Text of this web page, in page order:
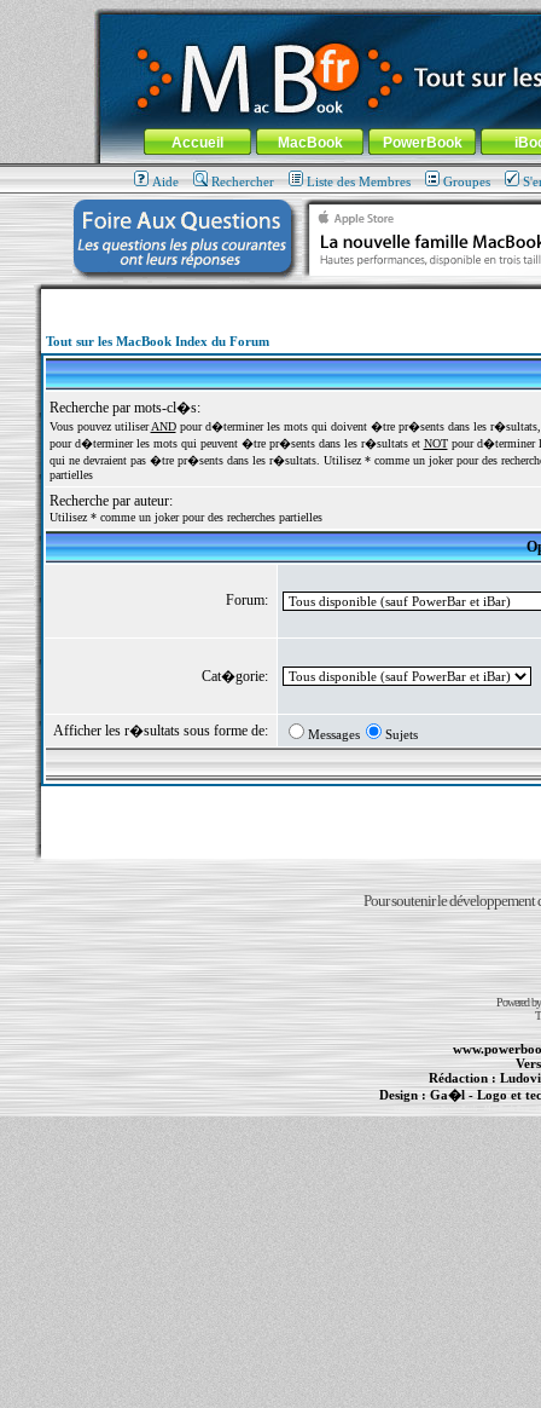
MacBook-fr.com : 100% Apple... 100% nomade !
Aller au contenu-Aller au menu général-Aller au menu de
Menu général
Accueil MacBook PowerBook
Aide Rechercher Liste des Membres Groupes
Tout sur les MacBook Index du Forum
Recherche par mots-cl�s:
Vous pouvez utiliserANDpour d�terminer les mots qui doivent �tre pr�sents dans les
pour d�terminer les mots qui peuvent �tre pr�sents dans les r�sultats et NOTpour d�terminer
qui ne devraient pas �tre pr�sents dans les r�sultats. Utilisez * comme un joker pour des
partielles
Recherche par auteur:
Utilisez * comme un joker pour des recherches partielles
Forum:
Cat�gorie:
Afficher les r�sultats sous forme de: Messages Sujets
Pour soutenir le développement
Powered
Rédaction :
Design : Ga�l- Logo et